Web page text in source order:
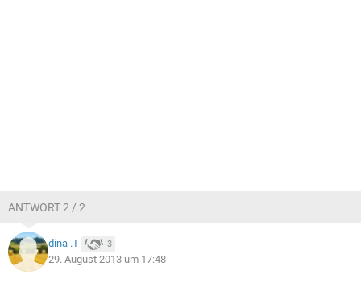
ANTWORT 2 / 2
dina .T 3
29. August 2013 um 17:48